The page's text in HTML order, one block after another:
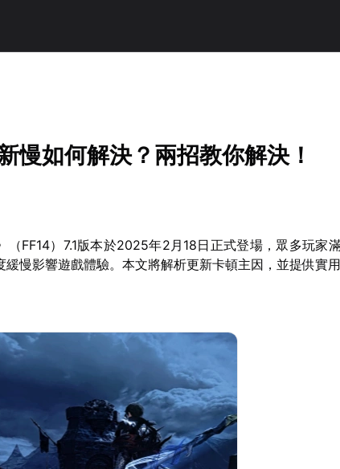
慢如何解決？兩招教你解決！
（FF14）7.1版本於2025年2月18日正式登場，眾多玩家
緩慢影響遊戲體驗。本文將解析更新卡頓主因，並提供實用